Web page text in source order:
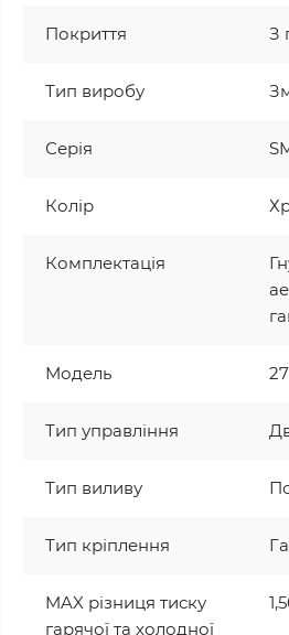
Покриття З
Тип виробу
Серія
Колір
Комплектація
Модель
Тип управління
Тип виливу
Тип кріплення
MAX різниця тиску
гарячої та холодної